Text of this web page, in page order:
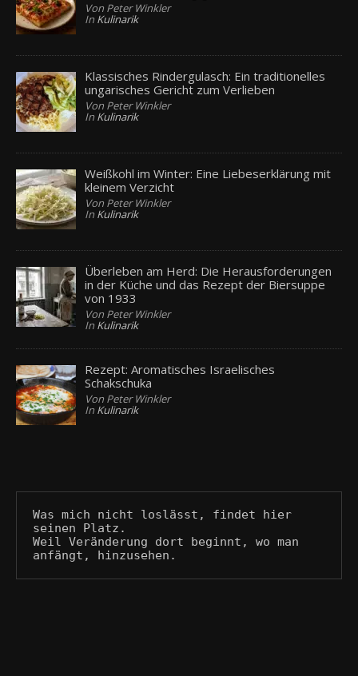
Von Peter Winkler
In Kulinarik
Klassisches Rindergulasch: Ein traditionelles
ungarisches Gericht zum Verlieben
Von Peter Winkler
In Kulinarik
Weißkohl im Winter: Eine Liebeserklärung mit
kleinem Verzicht
Von Peter Winkler
In Kulinarik
Überleben am Herd: Die Herausforderungen
in der Küche und das Rezept der Biersuppe
von 1933
Von Peter Winkler
In Kulinarik
Rezept: Aromatisches Israelisches
Schakschuka
Von Peter Winkler
In Kulinarik
Was mich nicht loslässt, findet hier
seinen Platz.
Weil Veränderung dort beginnt, wo man
anfängt, hinzusehen.